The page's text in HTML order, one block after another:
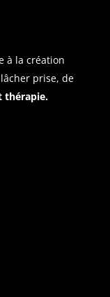
à la création
prise, de
thérapie.